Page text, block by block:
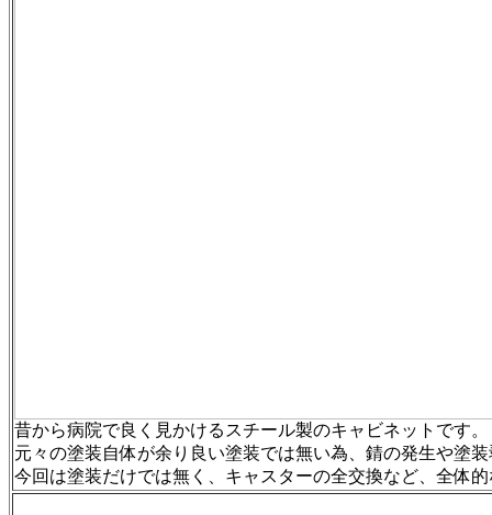
昔から病院で良く見かけるスチール製のキャビネットです。
元々の塗装自体が余り良い塗装では無い為、錆の発生や塗
今回は塗装だけでは無く、キャスターの全交換など、全体